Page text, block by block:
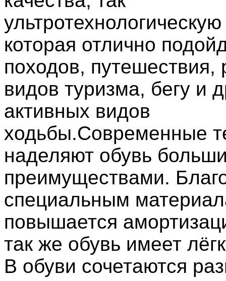
которая отлично
походов, путешествия,
видов туризма, бегу и
активных видов
ходьбы.Современные
наделяют обувь
преимуществами.
специальным
повышается
так же обувь имеет
В обуви сочетаются